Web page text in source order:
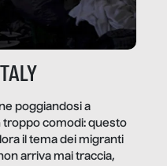
poggiandosi a
troppo comodi: questo
il tema dei migranti
arriva mai traccia,